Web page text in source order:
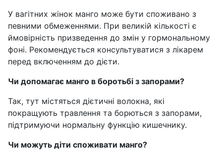
У вагітних жінок манго може бути споживано з
певними обмеженнями. При великій кількості є
ймовірність призведення до змін у гормональному
фоні. Рекомендується консультуватися з лікарем
перед включенням до дієти.
Чи допомагає манго в боротьбі з запорами?
Так, тут містяться дієтичні волокна, які
покращують травлення та борються з запорами,
підтримуючи нормальну функцію кишечнику.
Чи можуть діти споживати манго?